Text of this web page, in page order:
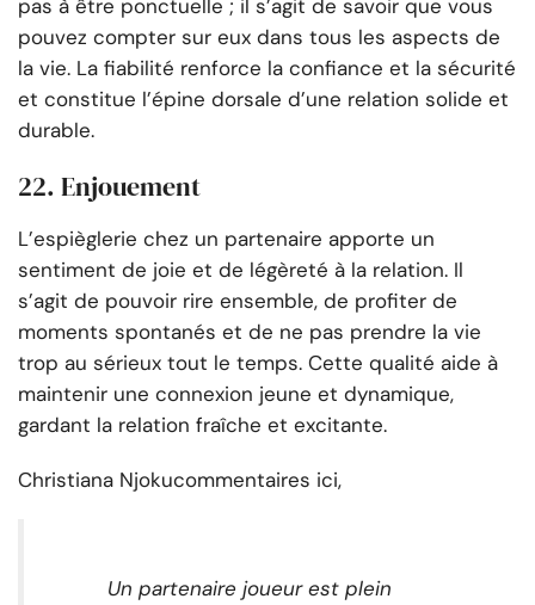
pas à être ponctuelle ; il s’agit de savoir que vous
pouvez compter sur eux dans tous les aspects de
la vie. La fiabilité renforce la confiance et la sécurité
et constitue l’épine dorsale d’une relation solide et
durable.
22. Enjouement
L’espièglerie chez un partenaire apporte un
sentiment de joie et de légèreté à la relation. Il
s’agit de pouvoir rire ensemble, de profiter de
moments spontanés et de ne pas prendre la vie
trop au sérieux tout le temps. Cette qualité aide à
maintenir une connexion jeune et dynamique,
gardant la relation fraîche et excitante.
Christiana Njokucommentaires ici,
Un partenaire joueur est plein